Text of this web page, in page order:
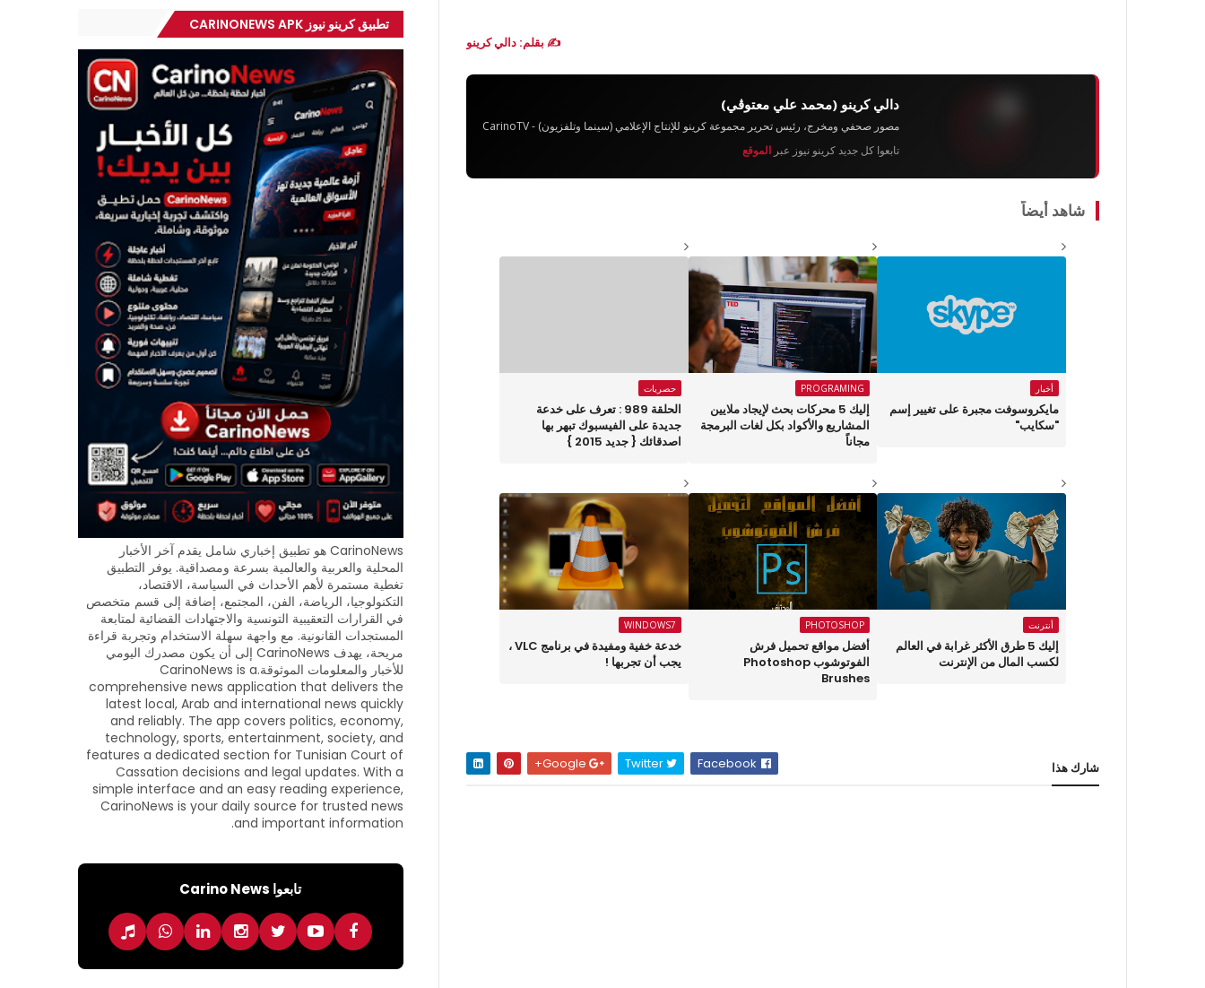
✍️ بقلم: دالي كرينو
دالي كرينو (محمد علي معتوڨي)
مصور صحفي ومخرج، رئيس تحرير مجموعة كرينو للإنتاج الإعلامي (سينما وتلفزيون) - CarinoTV
تابعوا كل جديد كرينو نيوز عبرالموقع
شاهد أيضاً
أخبار
مايكروسوفت مجبرة على تغيير إسم
"سكايب"
PROGRAMING
إليك 5 محركات بحث لإيجاد ملايين
المشاريع والأكواد بكل لغات البرمجة
مجاناً
حصريات
الحلقة 989 : تعرف على خدعة
جديدة على الفيسبوك تبهر بها
اصدقائك { جديد 2015 }
أنترنت
إليك 5 طرق الأكثر غرابة في العالم
لكسب المال من الإنترنت
PHOTOSHOP
أفضل مواقع تحميل فرش
الفوتوشوب Photoshop
Brushes
WINDOWS7
خدعة خفية ومفيدة في برنامج VLC ،
يجب أن تجربها !
شارك هذا Twitter
تطبيق كرينو نيوز CARINONEWS APK
CarinoNews هو تطبيق إخباري شامل يقدم آخر الأخبار
المحلية والعربية والعالمية بسرعة ومصداقية. يوفر التطبيق
تغطية مستمرة لأهم الأحداث في السياسة، الاقتصاد،
التكنولوجيا، الرياضة، الفن، المجتمع، إضافة إلى قسم متخصص
في القرارات التعقيبية التونسية والاجتهادات القضائية لمتابعة
المستجدات القانونية. مع واجهة سهلة الاستخدام وتجربة قراءة
مريحة، يهدف CarinoNews إلى أن يكون مصدرك اليومي
للأخبار والمعلومات الموثوقة.CarinoNews is a
comprehensive news application that delivers the
latest local, Arab and international news quickly
and reliably. The app covers politics, economy,
technology, sports, entertainment, society, and
features a dedicated section for Tunisian Court of
Cassation decisions and legal updates. With a
simple interface and an easy reading experience,
CarinoNews is your daily source for trusted news
and important information.
تابعوا Carino News